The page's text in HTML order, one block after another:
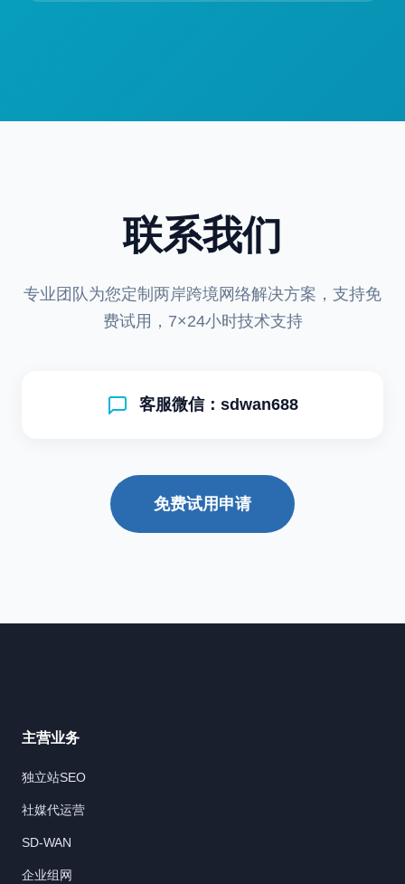
联系我们
专业团队为您定制两岸跨境网络解决方案，支持免
费试用，7×24小时技术支持
客服微信：sdwan688
免费试用申请
主营业务
独立站SEO
社媒代运营
SD-WAN
企业组网